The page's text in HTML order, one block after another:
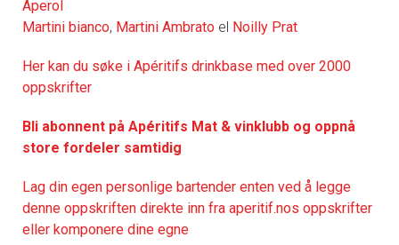
Aperol
Martini bianco, Martini Ambrato el Noilly Prat
Her kan du søke i Apéritifs drinkbase med over 2000
oppskrifter
Bli abonnent på Apéritifs Mat & vinklubb og oppnå
store fordeler samtidig
Lag din egen personlige bartender enten ved å legge
denne oppskriften direkte inn fra aperitif.nos oppskrifter
eller komponere dine egne